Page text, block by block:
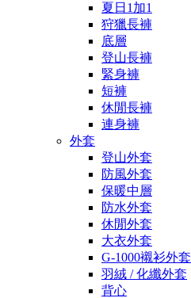
夏日1加1
狩獵長褲
底層
登山長褲
緊身褲
短褲
休閒長褲
連身褲
外套
登山外套
防風外套
保暖中層
防水外套
休閒外套
大衣外套
G-1000襯衫外套
羽絨 / 化纖外套
背心